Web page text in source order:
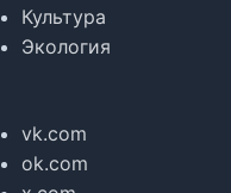
Культура
Экология
vk.com
ok.com